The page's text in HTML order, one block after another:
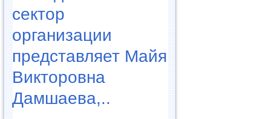
сектор
организации
представляет Майя
Викторовна
Дамшаева,..